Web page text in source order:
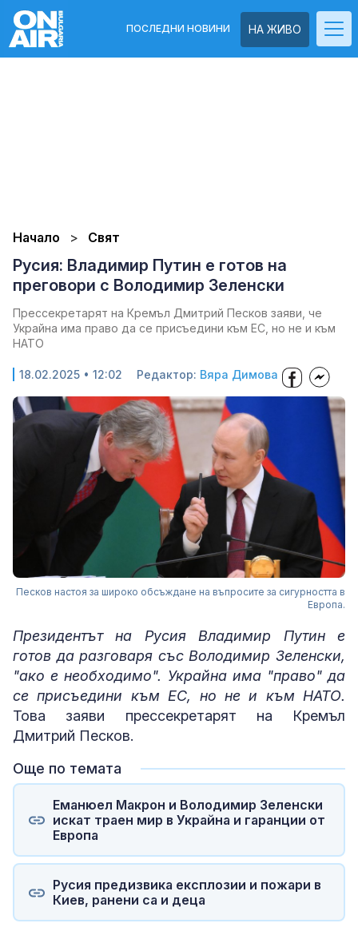
НА ЖИВО
ПОСЛЕДНИ НОВИНИ
Начало Свят
Русия: Владимир Путин е готов на
преговори с Володимир Зеленски
Прессекретарят на Кремъл Дмитрий Песков заяви, че
Украйна има право да се присъедини към ЕС, но не и към
НАТО
18.02.2025 • 12:02 Редактор: Вяра Димова
Песков настоя за широко обсъждане на въпросите за сигурността в
Европа.
Президентът на Русия Владимир Путин е
готов да разговаря със Володимир Зеленски,
"ако е необходимо". Украйна има "право" да
се присъедини към ЕС, но не и към НАТО.
Това заяви прессекретарят на Кремъл
Дмитрий Песков.
Още по темата
Еманюел Макрон и Володимир Зеленски
искат траен мир в Украйна и гаранции от
Европа
Русия предизвика експлозии и пожари в
Киев, ранени са и деца